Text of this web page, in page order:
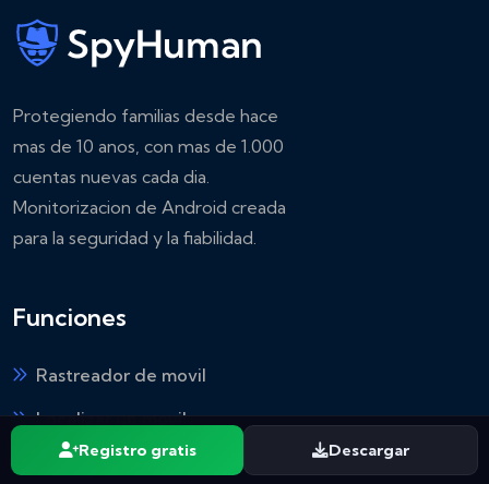
Protegiendo familias desde hace
mas de 10 anos, con mas de 1.000
cuentas nuevas cada dia.
Monitorizacion de Android creada
para la seguridad y la fiabilidad.
Funciones
Rastreador de movil
Localizar un movil
Comparar alternativas
Registro gratis Descargar